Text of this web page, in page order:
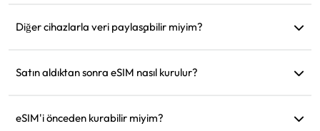
sona erdiğinde otomatik olarak etkinleşir.
Diğer cihazlarla veri paylaşabilir miyim?
telefonunuzdakiyle aynı olacaktır.
Satın aldıktan sonra eSIM nasıl kurulur?
talimatlarını takip edin.
eSIM'i önceden kurabilir miyim?